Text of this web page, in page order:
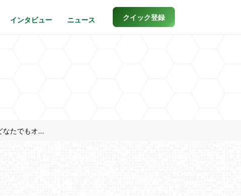
インタビュー ニュース クイック登録
なたでもオ...